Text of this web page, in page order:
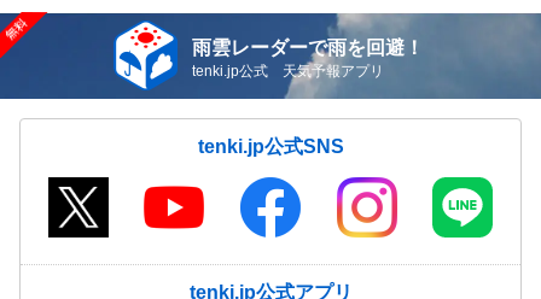
雨雲レーダーで雨を回避！
tenki.jp公式 天気予報アプリ
tenki.jp公式SNS
tenki.jp公式アプリ